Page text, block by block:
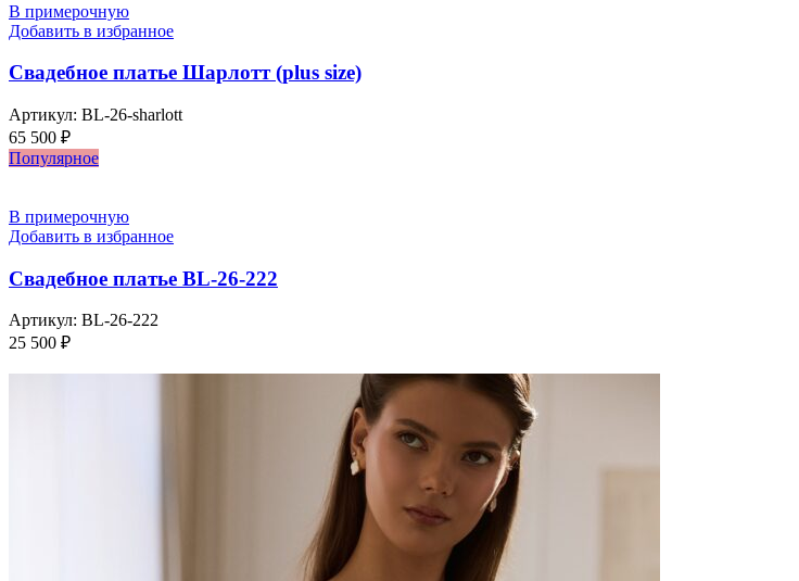
В примерочную
Добавить в избранное
Свадебное платье Шарлотт (plus size)
Артикул: BL-26-sharlott
65 500 ₽
Популярное
В примерочную
Добавить в избранное
Свадебное платье BL-26-222
Артикул: BL-26-222
25 500 ₽